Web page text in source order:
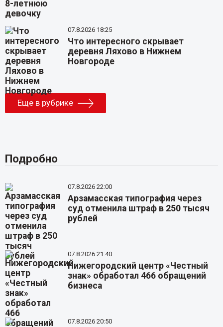
07.8.2026 18:25
Что интересного скрывает
деревня Ляхово в Нижнем
Новгороде
Еще в рубрике
Подробно
07.8.2026 22:00
Арзамасская типография через
суд отменила штраф в 250 тысяч
рублей
07.8.2026 21:40
Нижегородский центр «Честный
знак» обработал 466 обращений
бизнеса
07.8.2026 20:50